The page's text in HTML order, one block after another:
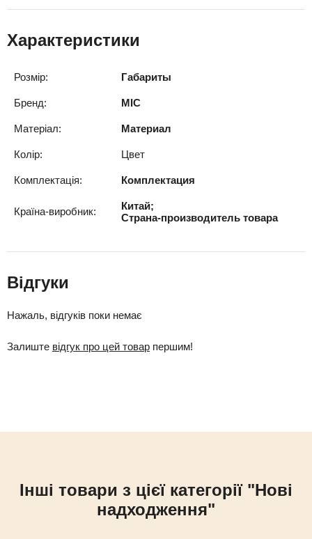
Характеристики
Розмір: Габариты
Бренд: MIC
Матеріал: Материал
Колір: Цвет
Комплектація: Комплектация
Країна-виробник:
Китай;
Страна-производитель товара
Відгуки
Нажаль, відгуків поки немає
Залиште відгук про цей товар першим!
Інші товари з цієї категорії "Нові
надходження"